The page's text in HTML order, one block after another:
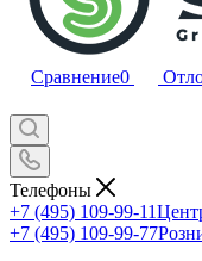
Сравнение0
Телефоны
+7 (495) 109-99-11
+7 (495) 109-99-77